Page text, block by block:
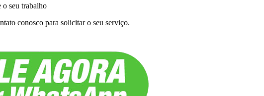
o seu trabalho
conosco para solicitar o seu serviço.